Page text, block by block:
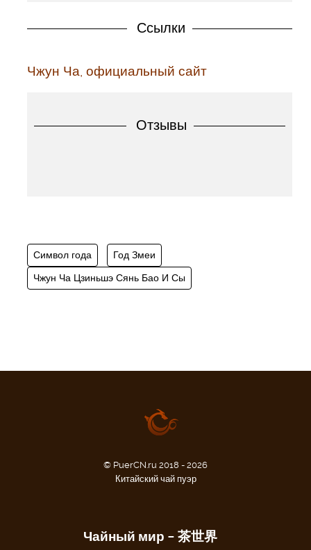
Ссылки
Чжун Ча, официальный сайт
Отзывы
Символ года Год Змеи
Чжун Ча Цзиньшэ Сянь Бао И Сы
© PuerCN.ru 2018 - 2026
Китайский чай пуэр
Чайный мир – 茶世界